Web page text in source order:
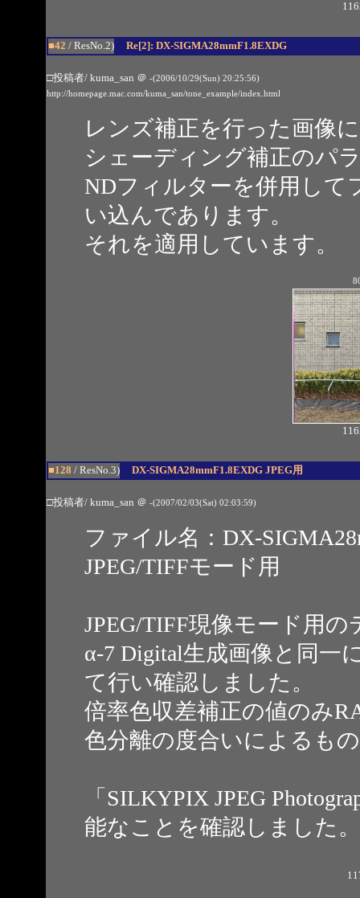
■42 / ResNo.2) Re[2]: DX-SIGMA28mmF1.8EXDG
□投稿者/ kuma_san ＠ -(2006/10/29(Sun) 20:25:56)
http://homepage.mac.com/kuma_san/tone_example/index.html
レンズ補正を行った画像
シェーディング補正のパ
NDフィルターを併用して
い込んであります。
それを適用しています。
■128 / ResNo.3) DX-SIGMA28mmF1.8EXDG JPEG用
□投稿者/ kuma_san ＠ -(2007/02/03(Sat) 02:03:59)
ファイル名：DX-
JPEG/TIFFモード用
JPEG/TIFF現像モード用
α-7 Digital生成画像と同一
て行い確認しました。
倍率色収差補正の値のみ
色分離の度合いによるも
「SILKYPIX JPEG
能なことを確認しました。